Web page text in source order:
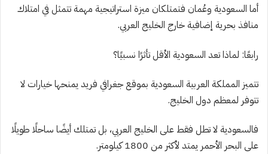
أما السعودية وعُمان فتمتلكان ميزة استراتيجية مهمة تتمثل في امتلاك
منافذ بحرية إضافية خارج الخليج العربي.
رابعًا: لماذا تعد السعودية الأقل تأثرًا نسبيًا؟
تتميز المملكة العربية السعودية بموقع جغرافي فريد يمنحها خيارات لا
تتوفر لمعظم دول الخليج.
فالسعودية لا تطل فقط على الخليج العربي، بل تمتلك أيضًا ساحلًا طويلًا
على البحر الأحمر يمتد لأكثر من 1800 كيلومتر.